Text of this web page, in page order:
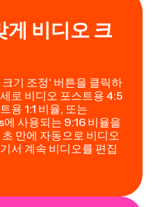
비디오 크
기 조정' 버튼을 클릭하
로 비디오 포스트용 4:5
용 1:1 비율, 또는
사용되는 9:16 비율을
만에 자동으로 비디오
서 계속 비디오를 편집